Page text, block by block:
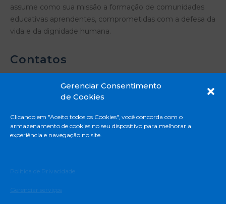
Gerenciar Consentimento
de Cookies
Clicando em "Aceito todos os Cookies", você concorda com o
armazenamento de cookies no seu dispositivo para melhorar a
experiência e navegação no site.
Politica de Privacidade
Gerenciar serviços
assume como sua missão a formação de comunidades
educativas aprendentes, comprometidas com a defesa da
vida e da dignidade humana.
Contatos
Mascote - São Paulo - SP
11 5671-8888
Termos e Condições de uso
Edital do Programa de Bolsa de Estudo (EJA)